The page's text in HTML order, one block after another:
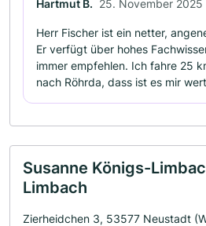
Hartmut B. 25. November 2025
Herr Fischer ist ein netter,
Er verfügt über hohes
immer empfehlen. Ich fahre 25
nach Röhrda, dass ist es mir
Susanne Königs-
Limbach
Zierheidchen 3, 53577 Neustadt